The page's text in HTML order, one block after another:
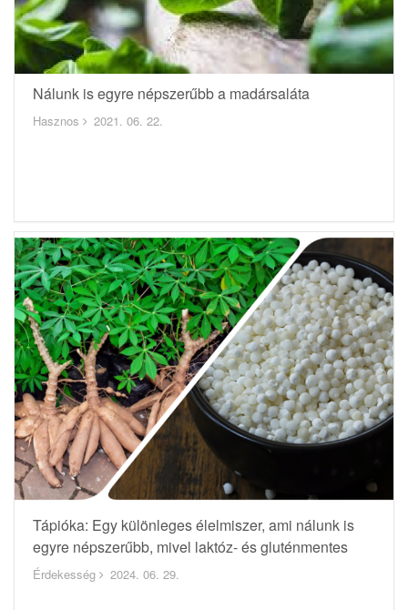
Nálunk is egyre népszerűbb a madársaláta
Hasznos 2021. 06. 22.
Tápióka: Egy különleges élelmiszer, ami nálunk is
egyre népszerűbb, mivel laktóz- és gluténmentes
Érdekesség 2024. 06. 29.